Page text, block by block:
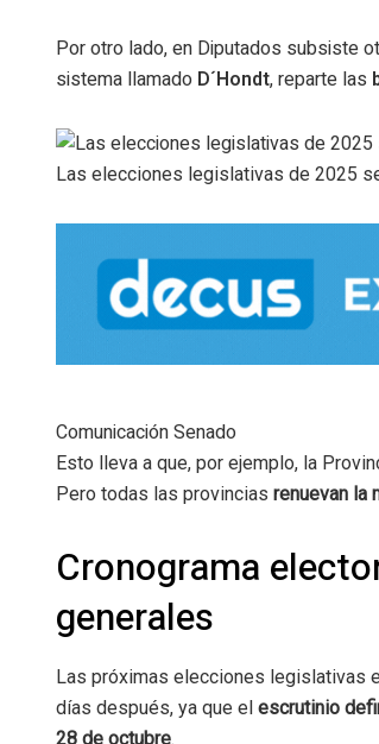
Por otro lado, en Diputados subsiste
sistema llamado D´Hondt, reparte las
Las elecciones legislativas de 2025
Comunicación Senado
Esto lleva a que, por ejemplo, la
Pero todas las provincias renuevan la
Cronograma
generales
Las próximas elecciones legislativas
días después, ya que el escrutinio
28 de octubre.